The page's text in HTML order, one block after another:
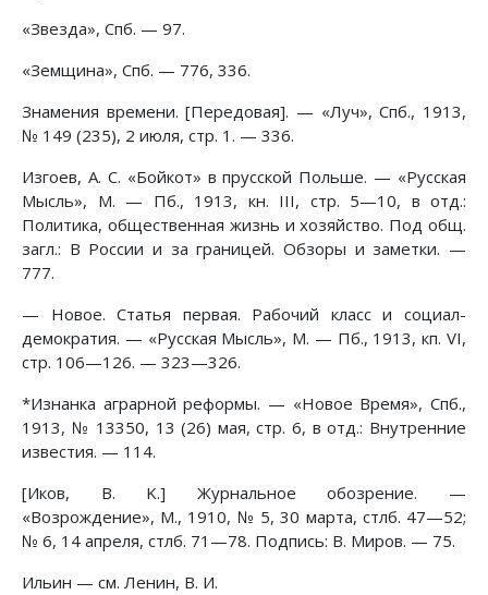
«Звезда», Спб. — 97.
«Земщина», Спб. — 776, 336.
Знамения времени. [Передовая]. — «Луч», Спб., 1913,
№ 149 (235), 2 июля, стр. 1. — 336.
Изгоев, А. С. «Бойкот» в прусской Польше. — «Русская
Мысль», М. — Пб., 1913, кн. III, стр. 5—10, в отд.:
Политика, общественная жизнь и хозяйство. Под общ.
загл.: В России и за границей. Обзоры и заметки. —
777.
— Новое. Статья первая. Рабочий класс и социал-
демократия. — «Русская Мысль», М. — Пб., 1913, кп. VI,
стр. 106—126. — 323—326.
*Изнанка аграрной реформы. — «Новое Время», Спб.,
1913, № 13350, 13 (26) мая, стр. 6, в отд.: Внутренние
известия. — 114.
[Иков, В. K.] Журнальное обозрение. —
«Возрождение», М., 1910, № 5, 30 марта, стлб. 47—52;
№ 6, 14 апреля, стлб. 71—78. Подпись: В. Миров. — 75.
Ильин — см. Ленин, В. И.